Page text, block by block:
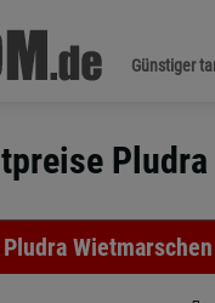
Günstiger